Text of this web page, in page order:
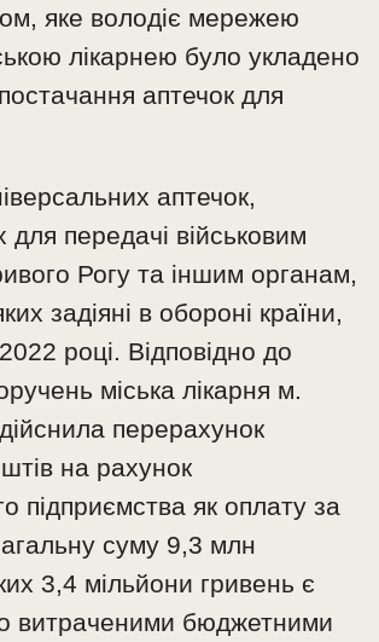
яке володіє мережею
лікарнею було укладено
аптечок для
аптечок,
для передачі військовим
Рогу та іншим органам,
задіяні в обороні країни,
році. Відповідно до
міська лікарня м.
перерахунок
на рахунок
підприємства як оплату за
суму 9,3 млн
3,4 мільйони гривень є
витраченими бюджетними